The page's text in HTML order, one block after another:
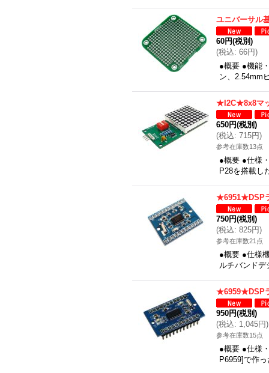
ユニバーサル
60円(税別)
(税込: 66円)
●概要 ●機能
ン、2.54mm
★I2C★8x8マ
650円(税別)
(税込: 715円)
参考在庫数13点
●概要 ●仕様
P28を搭載し
★6951★DSP
750円(税別)
(税込: 825円)
参考在庫数21点
●概要 ●仕様
ルチバンド
★6959★DSP
950円(税別)
(税込: 1,045円)
参考在庫数15点
●概要 ●仕様
P6959]で作